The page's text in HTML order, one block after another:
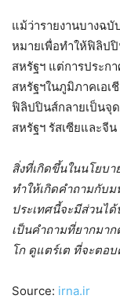
แม้ว่ารายงานบางฉบั
หมายเพื่อทำให้ฟิลิป
สหรัฐฯ แต่การประก
สหรัฐฯในภูมิภาคเอ
ฟิลิปปินส์กลายเป็นจุ
สหรัฐฯ รัสเซียและจีน
สิ่งที่เกิดขึ้นในนโยบ
ทำให้เกิดคำถามกับ
ประเทศนี้จะมีส่วนไ
เป็นคำถามที่ยากมาก
โก ดูแตร์เต ที่จะตอ
Source: irna.ir